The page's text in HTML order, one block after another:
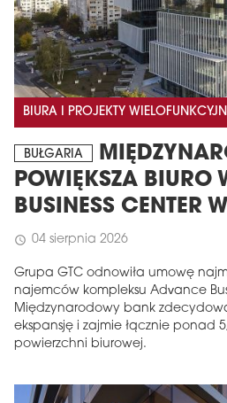
BIURA I PROJEKTY
BUŁGARIA
POWIĘKSZA BIURO
BUSINESS CENTER
schedule 04 sierpnia 2026
Grupa GTC odnowiła umowę
najemców kompleksu Advance
Międzynarodowy bank
ekspansję i zajmie łącznie ponad
powierzchni biurowej.